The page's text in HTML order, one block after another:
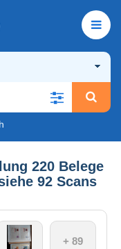
220 Belege
92 Scans
+ 89